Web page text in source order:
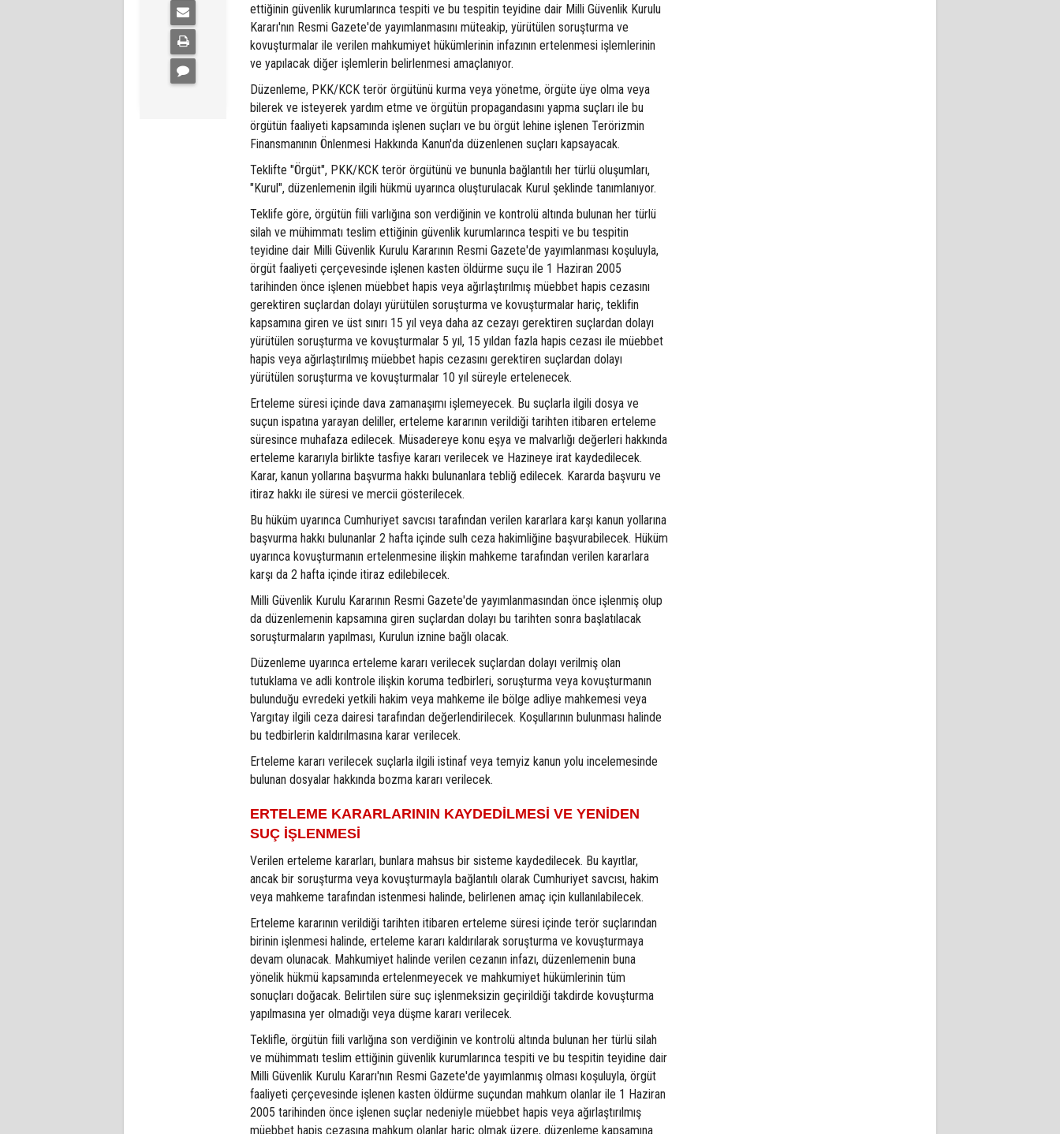
ettiğinin güvenlik kurumlarınca tespiti ve bu tespitin teyidine dair Milli Güvenlik Kurulu
Kararı'nın Resmi Gazete'de yayımlanmasını müteakip, yürütülen soruşturma ve
kovuşturmalar ile verilen mahkumiyet hükümlerinin infazının ertelenmesi işlemlerinin
ve yapılacak diğer işlemlerin belirlenmesi amaçlanıyor.
Düzenleme, PKK/KCK terör örgütünü kurma veya yönetme, örgüte üye olma veya
bilerek ve isteyerek yardım etme ve örgütün propagandasını yapma suçları ile bu
örgütün faaliyeti kapsamında işlenen suçları ve bu örgüt lehine işlenen Terörizmin
Finansmanının Önlenmesi Hakkında Kanun'da düzenlenen suçları kapsayacak.
Teklifte "Örgüt", PKK/KCK terör örgütünü ve bununla bağlantılı her türlü oluşumları,
"Kurul", düzenlemenin ilgili hükmü uyarınca oluşturulacak Kurul şeklinde tanımlanıyor.
Teklife göre, örgütün fiili varlığına son verdiğinin ve kontrolü altında bulunan her türlü
silah ve mühimmatı teslim ettiğinin güvenlik kurumlarınca tespiti ve bu tespitin
teyidine dair Milli Güvenlik Kurulu Kararının Resmi Gazete'de yayımlanması koşuluyla,
örgüt faaliyeti çerçevesinde işlenen kasten öldürme suçu ile 1 Haziran 2005
tarihinden önce işlenen müebbet hapis veya ağırlaştırılmış müebbet hapis cezasını
gerektiren suçlardan dolayı yürütülen soruşturma ve kovuşturmalar hariç, teklifin
kapsamına giren ve üst sınırı 15 yıl veya daha az cezayı gerektiren suçlardan dolayı
yürütülen soruşturma ve kovuşturmalar 5 yıl, 15 yıldan fazla hapis cezası ile müebbet
hapis veya ağırlaştırılmış müebbet hapis cezasını gerektiren suçlardan dolayı
yürütülen soruşturma ve kovuşturmalar 10 yıl süreyle ertelenecek.
Erteleme süresi içinde dava zamanaşımı işlemeyecek. Bu suçlarla ilgili dosya ve
suçun ispatına yarayan deliller, erteleme kararının verildiği tarihten itibaren erteleme
süresince muhafaza edilecek. Müsadereye konu eşya ve malvarlığı değerleri hakkında
erteleme kararıyla birlikte tasfiye kararı verilecek ve Hazineye irat kaydedilecek.
Karar, kanun yollarına başvurma hakkı bulunanlara tebliğ edilecek. Kararda başvuru ve
itiraz hakkı ile süresi ve mercii gösterilecek.
Bu hüküm uyarınca Cumhuriyet savcısı tarafından verilen kararlara karşı kanun yollarına
başvurma hakkı bulunanlar 2 hafta içinde sulh ceza hakimliğine başvurabilecek. Hüküm
uyarınca kovuşturmanın ertelenmesine ilişkin mahkeme tarafından verilen kararlara
karşı da 2 hafta içinde itiraz edilebilecek.
Milli Güvenlik Kurulu Kararının Resmi Gazete'de yayımlanmasından önce işlenmiş olup
da düzenlemenin kapsamına giren suçlardan dolayı bu tarihten sonra başlatılacak
soruşturmaların yapılması, Kurulun iznine bağlı olacak.
Düzenleme uyarınca erteleme kararı verilecek suçlardan dolayı verilmiş olan
tutuklama ve adli kontrole ilişkin koruma tedbirleri, soruşturma veya kovuşturmanın
bulunduğu evredeki yetkili hakim veya mahkeme ile bölge adliye mahkemesi veya
Yargıtay ilgili ceza dairesi tarafından değerlendirilecek. Koşullarının bulunması halinde
bu tedbirlerin kaldırılmasına karar verilecek.
Erteleme kararı verilecek suçlarla ilgili istinaf veya temyiz kanun yolu incelemesinde
bulunan dosyalar hakkında bozma kararı verilecek.
ERTELEME KARARLARININ KAYDEDİLMESİ VE YENİDEN
SUÇ İŞLENMESİ
Verilen erteleme kararları, bunlara mahsus bir sisteme kaydedilecek. Bu kayıtlar,
ancak bir soruşturma veya kovuşturmayla bağlantılı olarak Cumhuriyet savcısı, hakim
veya mahkeme tarafından istenmesi halinde, belirlenen amaç için kullanılabilecek.
Erteleme kararının verildiği tarihten itibaren erteleme süresi içinde terör suçlarından
birinin işlenmesi halinde, erteleme kararı kaldırılarak soruşturma ve kovuşturmaya
devam olunacak. Mahkumiyet halinde verilen cezanın infazı, düzenlemenin buna
yönelik hükmü kapsamında ertelenmeyecek ve mahkumiyet hükümlerinin tüm
sonuçları doğacak. Belirtilen süre suç işlenmeksizin geçirildiği takdirde kovuşturma
yapılmasına yer olmadığı veya düşme kararı verilecek.
Teklifle, örgütün fiili varlığına son verdiğinin ve kontrolü altında bulunan her türlü silah
ve mühimmatı teslim ettiğinin güvenlik kurumlarınca tespiti ve bu tespitin teyidine dair
Milli Güvenlik Kurulu Kararı'nın Resmi Gazete'de yayımlanmış olması koşuluyla, örgüt
faaliyeti çerçevesinde işlenen kasten öldürme suçundan mahkum olanlar ile 1 Haziran
2005 tarihinden önce işlenen suçlar nedeniyle müebbet hapis veya ağırlaştırılmış
müebbet hapis cezasına mahkum olanlar hariç olmak üzere, düzenleme kapsamına